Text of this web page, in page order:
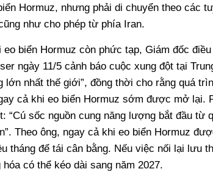
Hormuz, nhưng phải di chuyển theo các
như cho phép từ phía Iran.
eo biển Hormuz còn phức tạp, Giám đốc
ngày 11/5 cảnh báo cuộc xung đột tại
lớn nhất thế giới”, đồng thời cho rằng quá
cả khi eo biển Hormuz sớm được mở lại.
“Cú sốc nguồn cung năng lượng bắt đầu từ
Theo ông, ngay cả khi eo biển Hormuz
tháng để tái cân bằng. Nếu việc nối lại lưu
có thể kéo dài sang năm 2027.